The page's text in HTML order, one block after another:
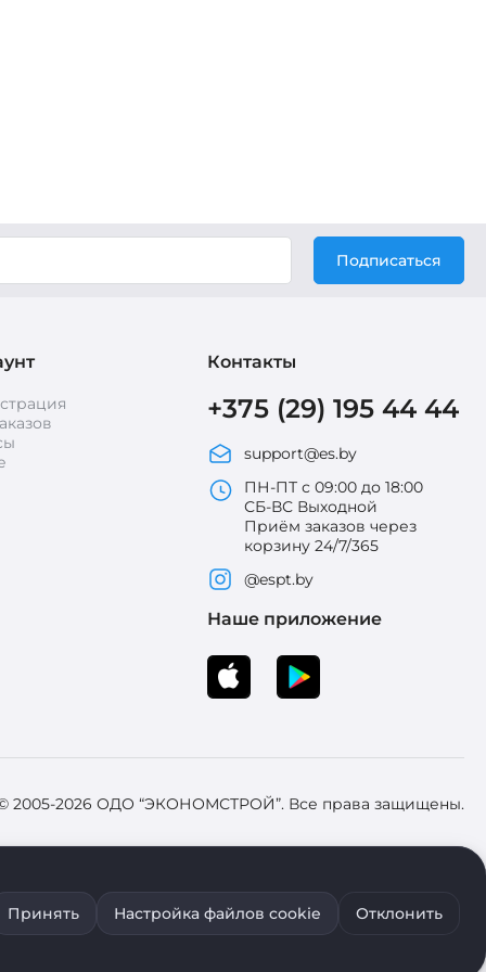
Подписаться
Контакты
+375 (29) 195 44 44
support@es.by
ПН-ПТ с 09:00 до 18:00
СБ-ВС Выходной
Приём заказов через
корзину 24/7/365
@espt.by
Наше приложение
2005-2026 ОДО “ЭКОНОМСТРОЙ”. Все права защищены.
Брестский областной исполнительный комитет 31
cookie воспользуйтесь соответствующими настройками
Принять Настройка файлов cookie Отклонить